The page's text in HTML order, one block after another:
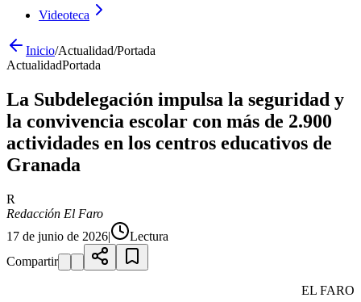
Videoteca
Inicio/Actualidad/Portada
ActualidadPortada
La Subdelegación impulsa la seguridad y
la convivencia escolar con más de 2.900
actividades en los centros educativos de
Granada
R
Redacción El Faro
17 de junio de 2026|
Lectura
Compartir
EL FARO